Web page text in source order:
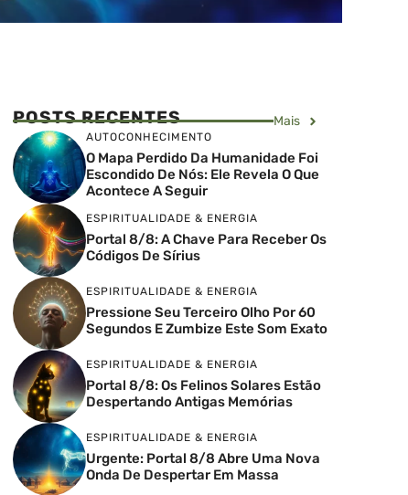
POSTS RECENTES Mais
AUTOCONHECIMENTO
O Mapa Perdido Da Humanidade Foi
Escondido De Nós: Ele Revela O Que
Acontece A Seguir
ESPIRITUALIDADE & ENERGIA
Portal 8/8: A Chave Para Receber Os
Códigos De Sírius
ESPIRITUALIDADE & ENERGIA
Pressione Seu Terceiro Olho Por 60
Segundos E Zumbize Este Som Exato
ESPIRITUALIDADE & ENERGIA
Portal 8/8: Os Felinos Solares Estão
Despertando Antigas Memórias
ESPIRITUALIDADE & ENERGIA
Urgente: Portal 8/8 Abre Uma Nova
Onda De Despertar Em Massa